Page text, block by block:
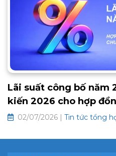
Lãi suất công bố năm
kiến 2026 cho hợp
chung và hưu trí tự
02/07/2026 | Tin tức tổng